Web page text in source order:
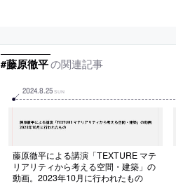
#藤原徹平の関連記事
2024.8.25 SUN
藤原徹平による講演「TEXTURE マテ
リアリティから考える空間・建築」の
動画。2023年10月に行われたもの